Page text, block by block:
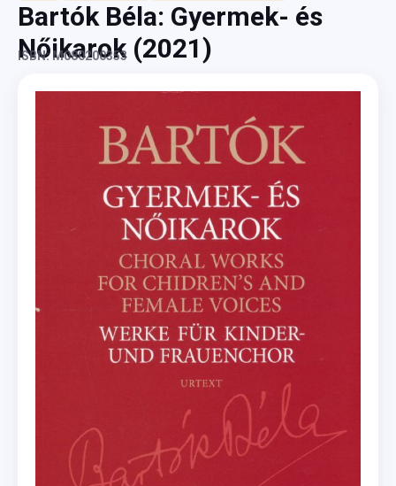
Bartók Béla: Gyermek- és
Nőikarok (2021)
ISBN: M080200353